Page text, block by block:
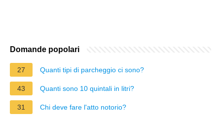
Domande popolari
27 Quanti tipi di parcheggio ci sono?
43 Quanti sono 10 quintali in litri?
31 Chi deve fare l'atto notorio?